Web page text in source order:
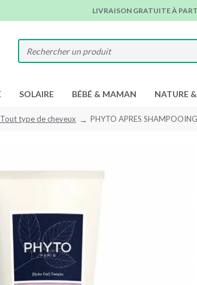
LIVRAISON GRATUITE À
SOLAIRE BÉBÉ & MAMAN NATURE
Tout type de cheveux PHYTO APRES